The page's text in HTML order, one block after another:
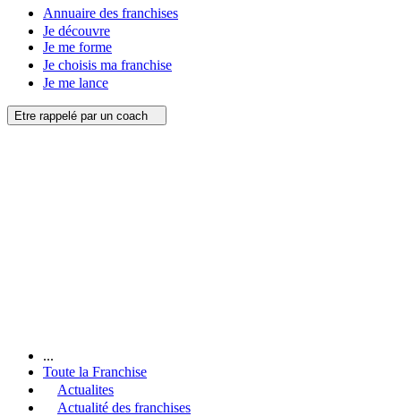
Annuaire des franchises
Je découvre
Je me forme
Je choisis ma franchise
Je me lance
Etre rappelé par un coach
...
Toute la Franchise
Actualites
Actualité des franchises